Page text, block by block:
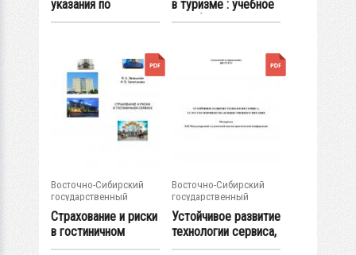
указания по
выполнению СРС
в туризме : учебное
пособие
Восточно-Сибирский
государственный
университет...
Страхование и риски
в гостиничном
сервисе :...
Восточно-Сибирский
государственный
университет...
Устойчивое развитие
технологии сервиса,
услуг...